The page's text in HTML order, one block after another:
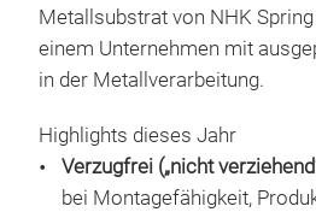
Metallsubstrat von NHK Spring
einem Unternehmen mit
in der Metallverarbeitung.
Highlights dieses Jahr
Verzugfrei („nicht
bei Montagefähigkeit,